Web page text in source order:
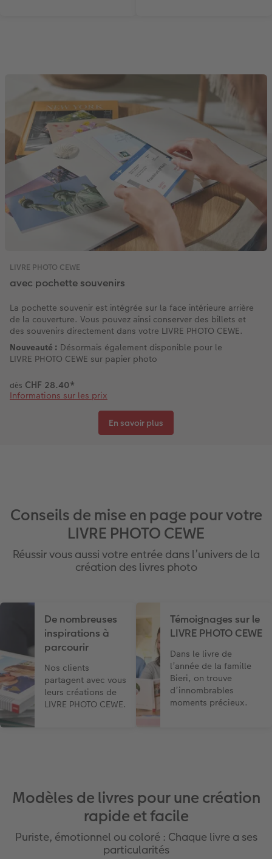
LIVRE PHOTO CEWE
avec pochette souvenirs
La pochette souvenir est intégrée sur la face intérieure arrière
de la couverture. Vous pouvez ainsi conserver des billets et
des souvenirs directement dans votre LIVRE PHOTO CEWE.
Nouveauté : Désormais également disponible pour le
LIVRE PHOTO CEWE sur papier photo
dès CHF 28.40*
Informations sur les prix
En savoir plus
Conseils de mise en page pour votre
LIVRE PHOTO CEWE
Réussir vous aussi votre entrée dans l’univers de la
création des livres photo
De nombreuses
inspirations à
parcourir
Nos clients
partagent avec vous
leurs créations de
LIVRE PHOTO CEWE.
Témoignages sur le
LIVRE PHOTO CEWE
Dans le livre de
l’année de la famille
Bieri, on trouve
d’innombrables
moments précieux.
Modèles de livres pour une création
rapide et facile
Puriste, émotionnel ou coloré : Chaque livre a ses
particularités